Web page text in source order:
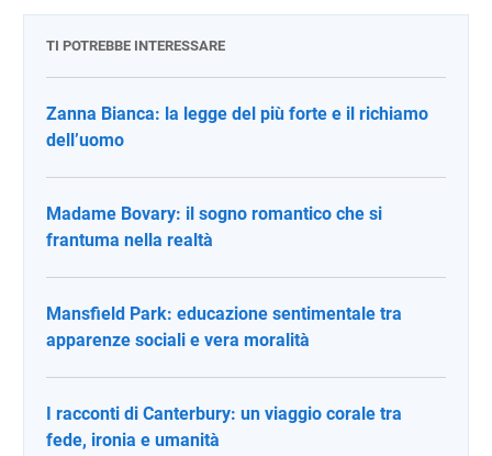
TI POTREBBE INTERESSARE
Zanna Bianca: la legge del più forte e il richiamo
dell’uomo
Madame Bovary: il sogno romantico che si
frantuma nella realtà
Mansfield Park: educazione sentimentale tra
apparenze sociali e vera moralità
I racconti di Canterbury: un viaggio corale tra
fede, ironia e umanità